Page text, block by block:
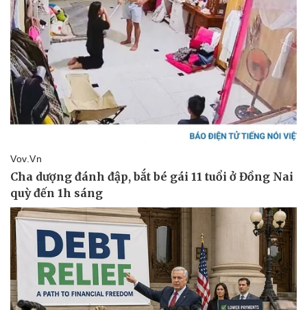
Pháp luật
Vụ án
Tin nóng
Quân sự - Quốc phòng
Vũ khí
Việt Nam
Phân tích